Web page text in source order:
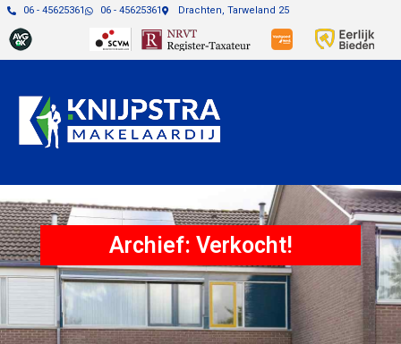
06 - 45625361 06 - 45625361 Drachten, Tarweland 25
Archief: Verkocht!